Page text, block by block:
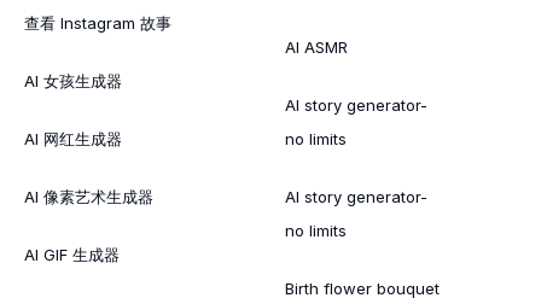
查看 Instagram 故事
AI 女孩生成器
AI 网红生成器
AI 像素艺术生成器
AI GIF 生成器
AI ASMR
AI story generator-
no limits
AI story generator-
no limits
Birth flower bouquet